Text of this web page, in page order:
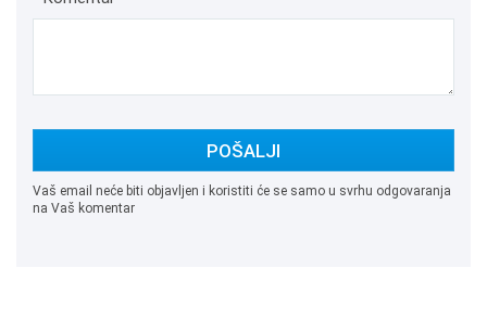
POŠALJI
Vaš email neće biti objavljen i koristiti će se samo u svrhu odgovaranja
na Vaš komentar